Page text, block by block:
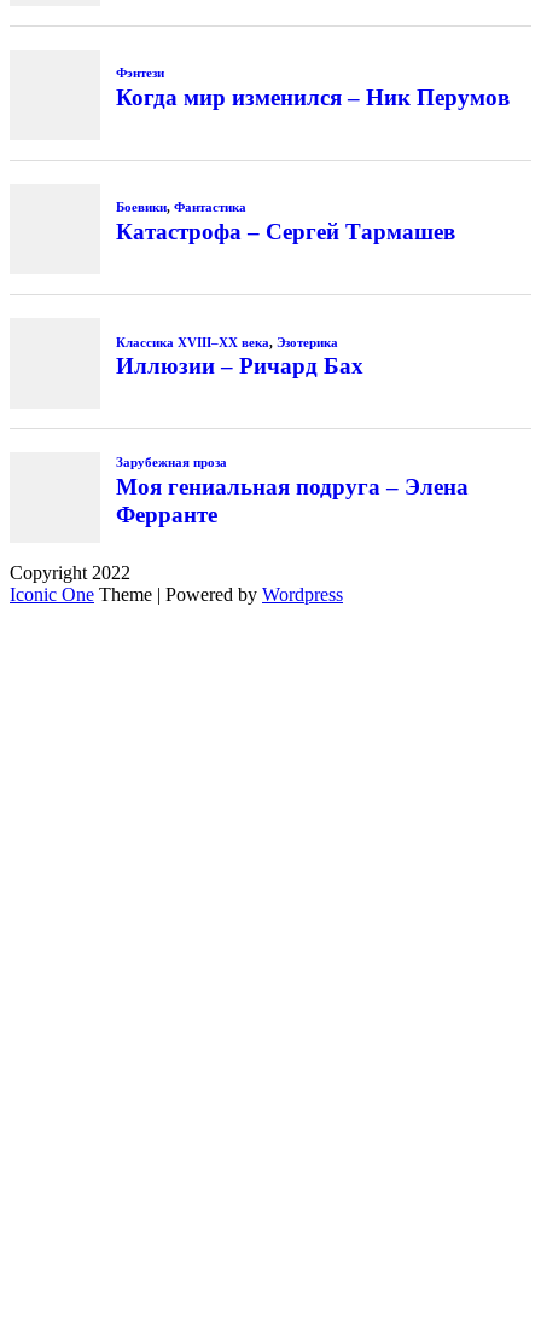
Фэнтези
Когда мир изменился – Ник Перумов
Боевики, Фантастика
Катастрофа – Сергей Тармашев
Классика XVIII–XX века, Эзотерика
Иллюзии – Ричард Бах
Зарубежная проза
Моя гениальная подруга – Элена
Ферранте
Copyright 2022
Iconic One Theme | Powered by Wordpress